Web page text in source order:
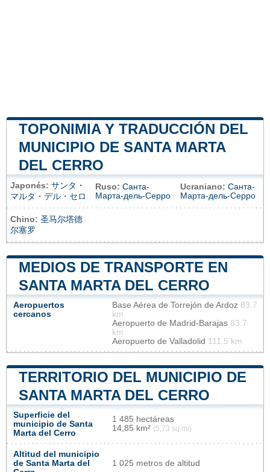
TOPONIMIA Y TRADUCCIÓN DEL
MUNICIPIO DE SANTA MARTA
DEL CERRO
Japonés: サンタ・
マルタ・デル・セロ
Ruso: Санта-
Марта-дель-Серро
Ucraniano: Санта-
Марта-дель-Серро
Chino: 圣马尔塔德
尔塞罗
MEDIOS DE TRANSPORTE EN
SANTA MARTA DEL CERRO
Aeropuertos
cercanos
Base Aérea de Torrejón de Ardoz 83.7
km
Aeropuerto de Madrid-Barajas 83.7
km
Aeropuerto de Valladolid 111.5 km
TERRITORIO DEL MUNICIPIO DE
SANTA MARTA DEL CERRO
Superficie del
municipio de Santa
Marta del Cerro
1 485 hectáreas
14,85 km² (5,73 sq mi)
Altitud del municipio
de Santa Marta del
1 025 metros de altitud